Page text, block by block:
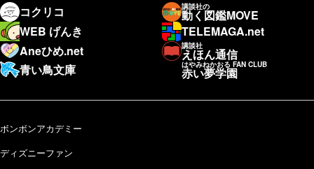
コクリコ
講談社の
動く図鑑MOVE
WEB げんき
TELEMAGA.net
Aneひめ.net
講談社
えほん通信
青い鳥文庫
はやみねかおる FAN CLUB
赤い夢学園
ボンボンアカデミー
ディズニーファン